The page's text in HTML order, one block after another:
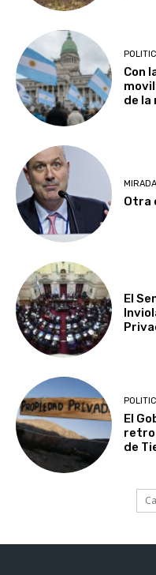
Con
de la
Otra
El
El
de